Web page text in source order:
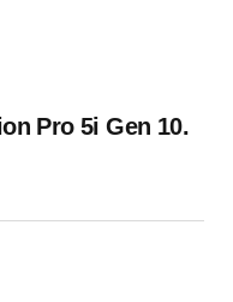
Pro 5i Gen 10.